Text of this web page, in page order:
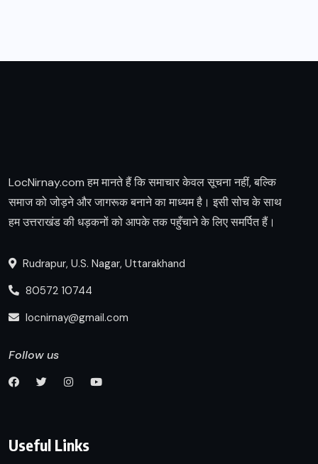
LocNirnay.com हम मानते हैं कि समाचार केवल सूचना नहीं, बल्कि
समाज को जोड़ने और जागरूक बनाने का माध्यम है। इसी सोच के साथ
हम उत्तराखंड की धड़कनों को आपके तक पहुँचाने के लिए समर्पित हैं।
Rudrapur, U.S. Nagar, Uttarakhand
80572 10744
locnirnay@gmail.com
Follow us
Useful Links